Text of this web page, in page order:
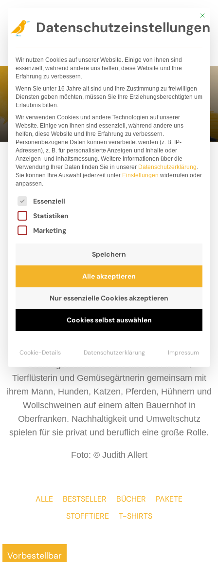
Inhalt
springen
Judith Allert
Judith Allert, geboren 1982, liebt Tiere ebenso sehr
Deutsche Literaturwissenschaft, Linguistik und
Tierflüsterin und Gemüsegärtnerin gemeinsam mit
ihrem Mann, Hunden, Katzen, Pferden, Hühnern und
Wollschweinen auf einem alten Bauernhof in
Oberfranken. Nachhaltigkeit und Umweltschutz
spielen für sie privat und beruflich eine große Rolle.
Foto: © Judith Allert
ALLE BESTSELLER BÜCHER
PAKETE
STOFFTIERE
T-SHIRTS
Vorbestellbar
Mit
Datenschutzeinstellungen
Wir nutzen Cookies auf unserer Website. Einige von ihnen sind
essenziell, während andere uns helfen, diese Website und Ihre
Erfahrung zu verbessern.
Wenn Sie unter 16 Jahre alt sind und Ihre Zustimmung zu freiwilligen
Diensten geben möchten, müssen Sie Ihre Erziehungsberechtigten um
Erlaubnis bitten.
Wir verwenden Cookies und andere Technologien auf unserer
Website. Einige von ihnen sind essenziell, während andere uns
helfen, diese Website und Ihre Erfahrung zu verbessern.
Personenbezogene Daten können verarbeitet werden (z. B. IP-
Adressen), z. B. für personalisierte Anzeigen und Inhalte oder
Anzeigen- und Inhaltsmessung. Weitere Informationen über die
Verwendung Ihrer Daten finden Sie in unserer Datenschutzerklärung.
Sie können Ihre Auswahl jederzeit unter Einstellungen widerrufen oder
anpassen.
Es folgt eine Liste der Service-Gruppen, für die
Essenziell
Statistiken
Marketing
Speichern
Alle akzeptieren
Nur essenzielle Cookies akzeptieren
Cookies selbst auswählen
Cookie-Details Datenschutzerklärung Impressum